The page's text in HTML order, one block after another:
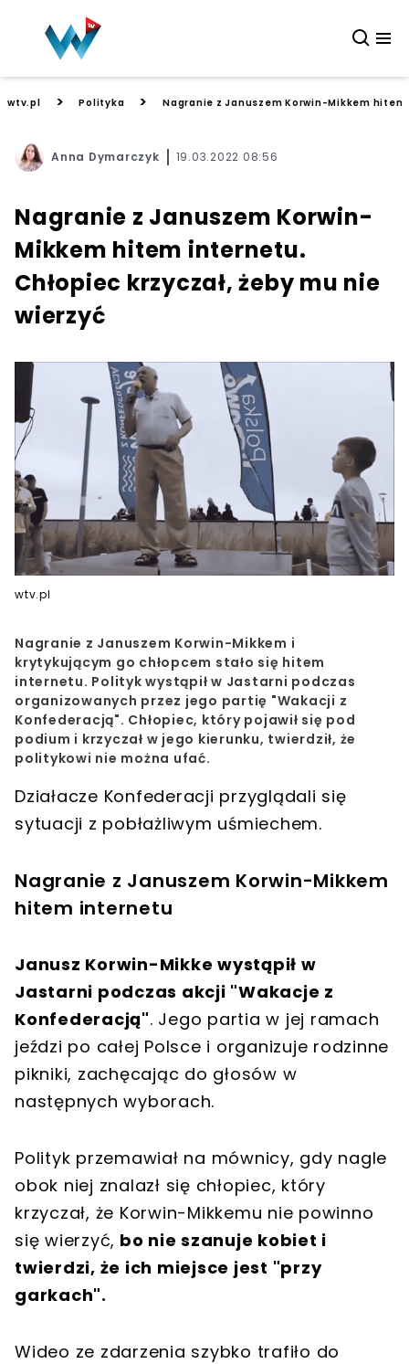
wtv.pl > Polityka > Nagranie z Januszem Korwin-Mikkem
Anna Dymarczyk 19.03.2022 08:56
Nagranie z Januszem Korwin-
Mikkem hitem internetu.
Chłopiec krzyczał, żeby mu nie
wierzyć
wtv.pl
Nagranie z Januszem Korwin-Mikkem i
krytykującym go chłopcem stało się hitem
internetu. Polityk wystąpił w Jastarni podczas
organizowanych przez jego partię "Wakacji z
Konfederacją". Chłopiec, który pojawił się pod
podium i krzyczał w jego kierunku, twierdził, że
politykowi nie można ufać.
Działacze Konfederacji przyglądali się
sytuacji z pobłażliwym uśmiechem.
Nagranie z Januszem Korwin-Mikkem
hitem internetu
Janusz Korwin-Mikke wystąpił w
Jastarni podczas akcji "Wakacje z
Konfederacją". Jego partia w jej ramach
jeździ po całej Polsce i organizuje rodzinne
pikniki, zachęcając do głosów w
następnych wyborach.
Polityk przemawiał na mównicy, gdy nagle
obok niej znalazł się chłopiec, który
krzyczał, że Korwin-Mikkemu nie powinno
się wierzyć, bo nie szanuje kobiet i
twierdzi, że ich miejsce jest "przy
garkach".
Wideo ze zdarzenia szybko trafiło do